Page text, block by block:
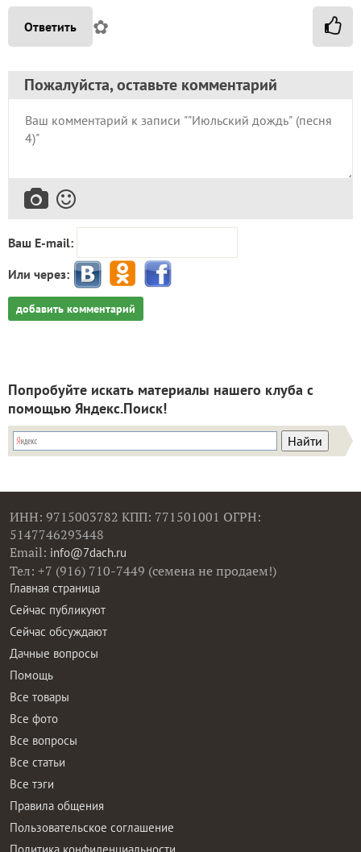
Ответить ✿
Пожалуйста, оставьте комментарий
Ваш E-mail:
Или через:
добавить комментарий
Попробуйте искать материалы нашего клуба с
помощью Яндекс.Поиск!
ИНН: 9715003782 КПП: 771501001 ОГРН:
5147746293448
Email: info@7dach.ru
Тел: +7 (916) 710-7449 (семена не продаем!)
Главная страница
Сейчас публикуют
Сейчас обсуждают
Дачные вопросы
Помощь
Все товары
Все фото
Все вопросы
Все статьи
Все тэги
Правила общения
Пользовательское соглашение
Политика конфиденциальности